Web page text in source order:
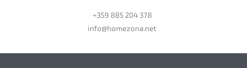
+359 885 204 378
info@homezona.net